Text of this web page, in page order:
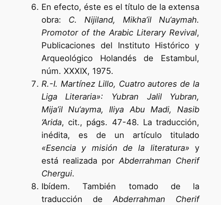
En efecto, éste es el título de la extensa
obra: C. Nijiland, Mikha’il Nu‘aymah.
Promotor of the Arabic Literary Revival,
Publicaciones del Instituto Histórico y
Arqueológico Holandés de Estambul,
núm. XXXIX, 1975.
R.-I. Martínez Lillo, Cuatro autores de la
Liga Literaria»: Yubran Jalil Yubran,
Mija’il Nu‘ayma, Iliya Abu Madi, Nasib
‘Arida, cit., págs. 47-48. La traducción,
inédita, es de un artículo titulado
«Esencia y misión de la literatura» y
está realizada porAbderrahman Cherif
Chergui.
Ibídem. También tomado de la
traducción deAbderrahman Cherif